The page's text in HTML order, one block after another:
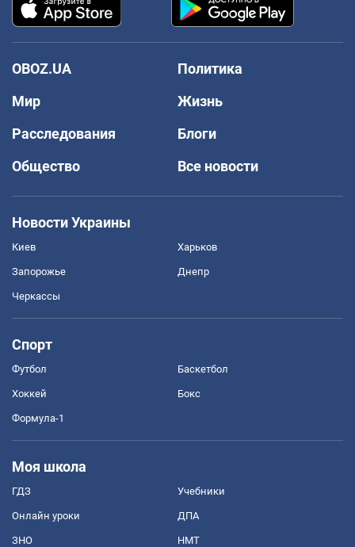
OBOZ.UA
Политика
Мир
Жизнь
Расследования
Блоги
Общество
Все новости
Новости Украины
Киев Харьков
Запорожье Днепр
Черкассы
Спорт
Футбол Баскетбол
Хоккей Бокс
Формула-1
Моя школа
ГДЗ Учебники
Онлайн уроки ДПА
ЗНО НМТ